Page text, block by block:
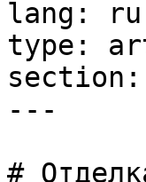
lang: ru
type:
section:
---
#